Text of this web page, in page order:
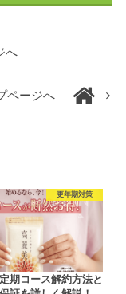
へ
ページへ
更年期対策
期コース解約方法と